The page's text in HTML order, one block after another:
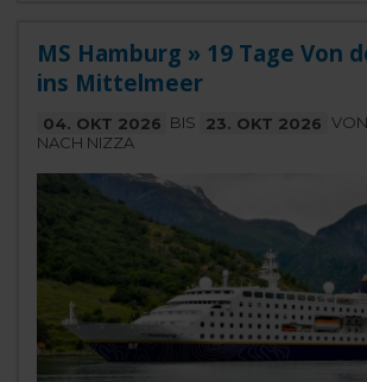
MS Hamburg » 19 Tage Von
ins Mittelmeer
04. OKT 2026 BIS 23. OKT 2026
NACH NIZZA